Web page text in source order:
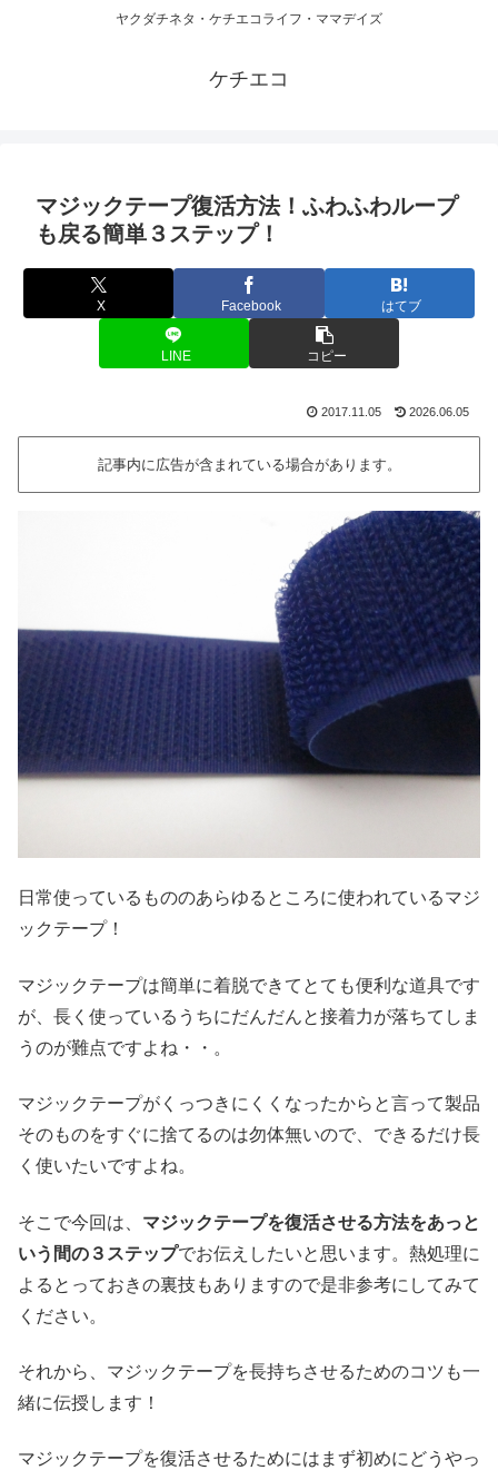
ヤクダチネタ・ケチエコライフ・ママデイズ
ケチエコ
マジックテープ復活方法！ふわふわループ
も戻る簡単３ステップ！
X Facebook はてブ
LINE コピー
2017.11.05 2026.06.05
記事内に広告が含まれている場合があります。
日常使っているもののあらゆるところに使われているマジ
ックテープ！
マジックテープは簡単に着脱できてとても便利な道具です
が、長く使っているうちにだんだんと接着力が落ちてしま
うのが難点ですよね・・。
マジックテープがくっつきにくくなったからと言って製品
そのものをすぐに捨てるのは勿体無いので、できるだけ長
く使いたいですよね。
そこで今回は、 マジックテープを復活させる方法をあっと
いう間の３ステップでお伝えしたいと思います。熱処理に
よる とっておきの裏技もありますので是非参考にしてみて
ください。
それから、マジックテープを長持ちさせるためのコツも一
緒に伝授します！
マジックテープを復活させるためにはまず初めにどうやっ